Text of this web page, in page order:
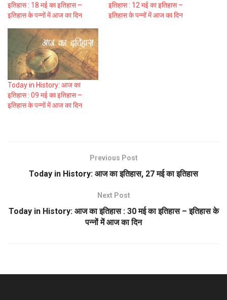
इतिहास : 18 मई का इतिहास –
इतिहास के पन्नों में आज का दिन
इतिहास : 12 मई का इतिहास –
इतिहास के पन्नों में आज का दिन
Today in History: आज का
इतिहास : 09 मई का इतिहास –
इतिहास के पन्नों में आज का दिन
Previous Post
Today in History: आज का इतिहास, 27 मई का इतिहास
Next Post
Today in History: आज का इतिहास : 30 मई का इतिहास – इतिहास के
पन्नों में आज का दिन